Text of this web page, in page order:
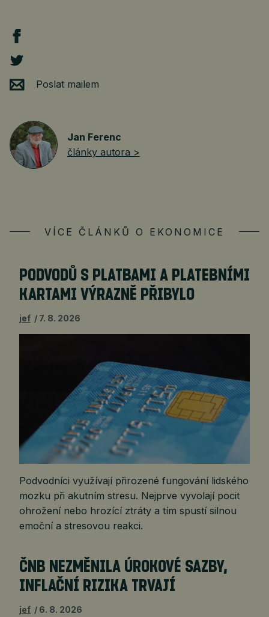
Poslat mailem
Jan Ferenc
články autora >
VÍCE ČLÁNKŮ O EKONOMICE
PODVODŮ S PLATBAMI A PLATEBNÍMI
KARTAMI VÝRAZNĚ PŘIBYLO
jef 7. 8. 2026
Podvodníci využívají přirozené fungování lidského
mozku při akutním stresu. Nejprve vyvolají pocit
ohrožení nebo hrozící ztráty a tím spustí silnou
emoční a stresovou reakci.
ČNB NEZMĚNILA ÚROKOVÉ SAZBY,
INFLAČNÍ RIZIKA TRVAJÍ
jef 6. 8. 2026